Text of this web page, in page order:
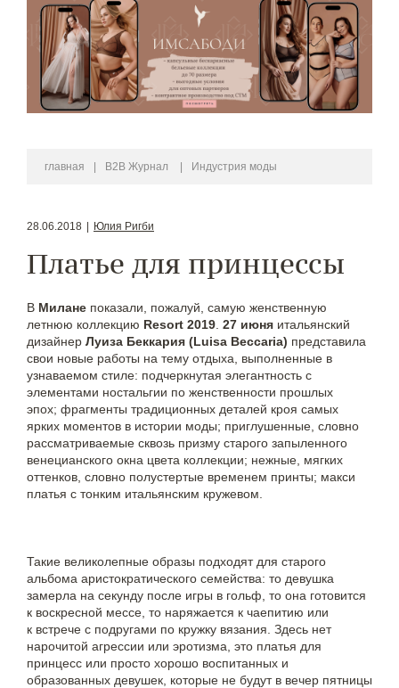
главная B2B Журнал Индустрия моды
28.06.2018 Юлия Ригби
Платье для принцессы
В Милане показали, пожалуй, самую женственную
летнюю коллекцию Resort 2019 27 июня итальянский
дизайнер Луиза Беккария (Luisa Beccaria) представила
свои новые работы на тему отдыха, выполненные в
узнаваемом стиле: подчеркнутая элегантность с
элементами ностальгии по женственности прошлых
эпох; фрагменты традиционных деталей кроя самых
ярких моментов в истории моды; приглушенные, словно
рассматриваемые сквозь призму старого запыленного
венецианского окна цвета коллекции; нежные, мягких
оттенков, словно полустертые временем принты; макси
платья с тонким итальянским кружевом.
Такие великолепные образы подходят для старого
альбома аристократического семейства: то девушка
замерла на секунду после игры в гольф, то она готовится
к воскресной мессе, то наряжается к чаепитию или
к встрече с подругами по кружку вязания. Здесь нет
нарочитой агрессии или эротизма, это платья для
принцесс или просто хорошо воспитанных и
образованных девушек, которые не будут в вечер пятницы